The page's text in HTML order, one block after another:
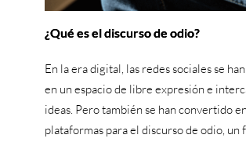
¿Qué es el discurso de odio?
En la era digital, las redes sociales se
en un espacio de libre expresión e
ideas. Pero también se han convertido en
plataformas para el discurso de odio, un